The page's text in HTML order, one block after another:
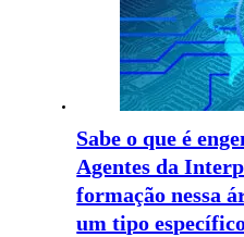
Sabe o que é
Agentes da
formação nessa
um tipo